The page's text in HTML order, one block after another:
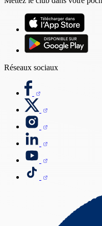
Réseaux sociaux